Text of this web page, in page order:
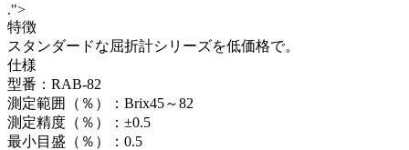
.">
特徴
スタンダードな屈折計シリーズを低価格で。
仕様
型番：RAB-82
測定範囲（％）：Brix45～82
測定精度（％）：±0.5
最小目盛（％）：0.5